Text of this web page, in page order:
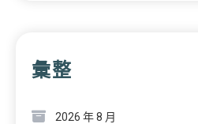
彙整
2026 年 8 月